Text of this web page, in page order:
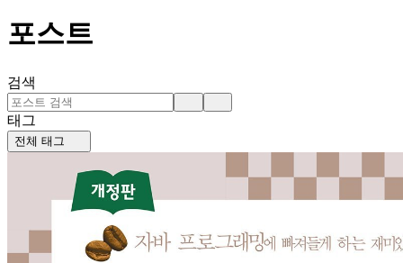
포스트
검색
태그
전체 태그